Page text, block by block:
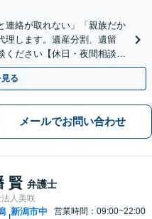
連絡が取れない」「親族だか
理します。遺産分割、遺留
ください【休日・夜間相談
弁護士歴10年以上】
る
メールでお問い合わせ
賢 弁護士
人美咲
新潟市中
営業時間：09:00~22:00